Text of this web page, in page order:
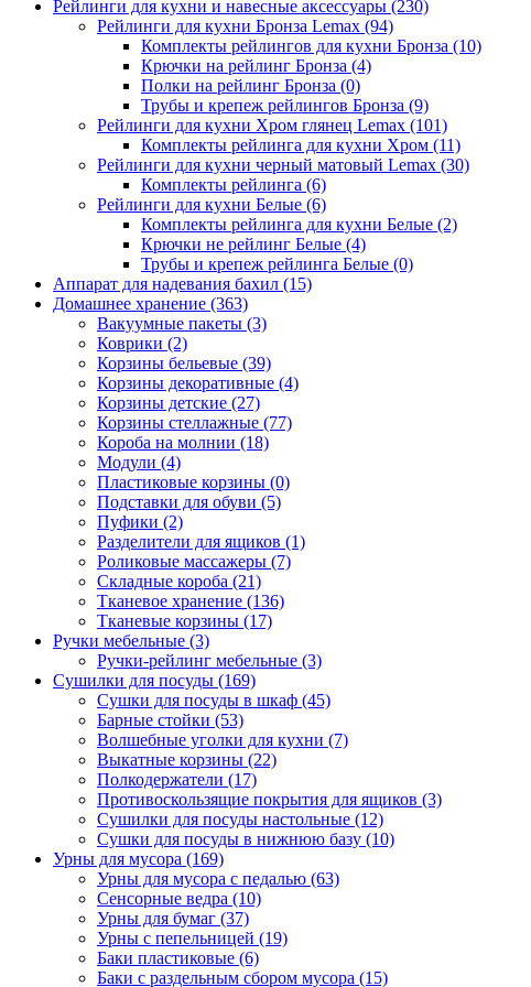
Рейлинги для кухни и навесные аксессуары (230)
Рейлинги для кухни Бронза Lemax (94)
Комплекты рейлингов для кухни Бронза (10)
Крючки на рейлинг Бронза (4)
Полки на рейлинг Бронза (0)
Трубы и крепеж рейлингов Бронза (9)
Рейлинги для кухни Хром глянец Lemax (101)
Комплекты рейлинга для кухни Хром (11)
Рейлинги для кухни черный матовый Lemax (30)
Комплекты рейлинга (6)
Рейлинги для кухни Белые (6)
Комплекты рейлинга для кухни Белые (2)
Крючки не рейлинг Белые (4)
Трубы и крепеж рейлинга Белые (0)
Аппарат для надевания бахил (15)
Домашнее хранение (363)
Вакуумные пакеты (3)
Коврики (2)
Корзины бельевые (39)
Корзины декоративные (4)
Корзины детские (27)
Корзины стеллажные (77)
Короба на молнии (18)
Модули (4)
Пластиковые корзины (0)
Подставки для обуви (5)
Пуфики (2)
Разделители для ящиков (1)
Роликовые массажеры (7)
Складные короба (21)
Тканевое хранение (136)
Тканевые корзины (17)
Ручки мебельные (3)
Ручки-рейлинг мебельные (3)
Сушилки для посуды (169)
Сушки для посуды в шкаф (45)
Барные стойки (53)
Волшебные уголки для кухни (7)
Выкатные корзины (22)
Полкодержатели (17)
Противоскользящие покрытия для ящиков (3)
Сушилки для посуды настольные (12)
Сушки для посуды в нижнюю базу (10)
Урны для мусора (169)
Урны для мусора с педалью (63)
Сенсорные ведра (10)
Урны для бумаг (37)
Урны с пепельницей (19)
Баки пластиковые (6)
Баки с раздельным сбором мусора (15)